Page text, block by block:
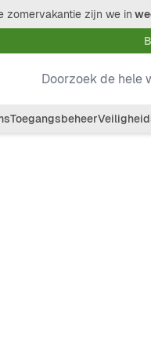
zomervakantie zijn we in
Doorzoek de hele
Toegangsbeheer